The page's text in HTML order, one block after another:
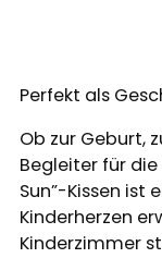
Perfekt als
Ob zur Geburt,
Begleiter für die
Sun”-Kissen ist
Kinderherzen
Kinderzimmer